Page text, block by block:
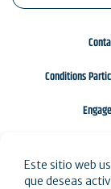
Conditions
Este sitio web
que deseas